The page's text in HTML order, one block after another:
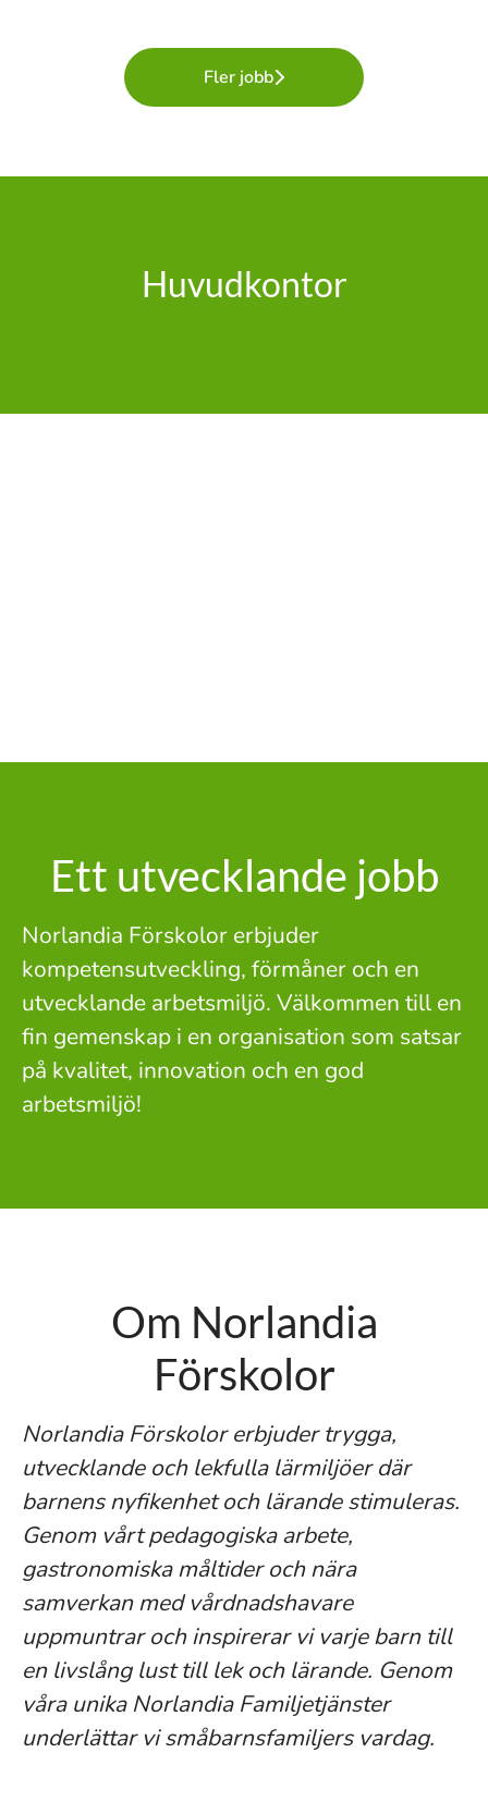
Fler jobb
Huvudkontor
Ett utvecklande jobb
Norlandia Förskolor erbjuder
kompetensutveckling, förmåner och en
utvecklande arbetsmiljö. Välkommen till en
fin gemenskap i en organisation som satsar
på kvalitet, innovation och en god
arbetsmiljö!
Om Norlandia
Förskolor
Norlandia Förskolor erbjuder trygga,
utvecklande och lekfulla lärmiljöer där
barnens nyfikenhet och lärande stimuleras.
Genom vårt pedagogiska arbete,
gastronomiska måltider och nära
samverkan med vårdnadshavare
uppmuntrar och inspirerar vi varje barn till
en livslång lust till lek och lärande. Genom
våra unika Norlandia Familjetjänster
underlättar vi småbarnsfamiljers vardag.